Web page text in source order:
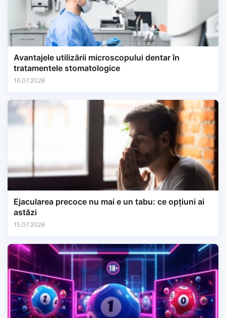
Avantajele utilizării microscopului dentar în
tratamentele stomatologice
16.07.2026
Ejacularea precoce nu mai e un tabu: ce opțiuni ai
astăzi
15.07.2026